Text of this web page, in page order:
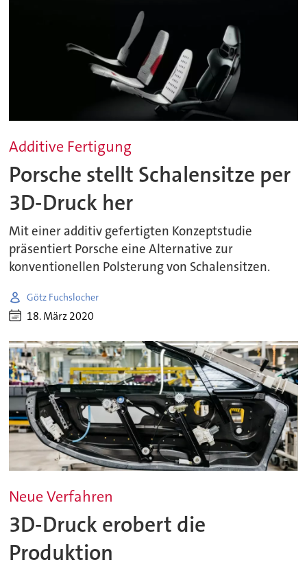
Additive Fertigung
Porsche stellt Schalensitze per
3D-Druck her
Mit einer additiv gefertigten Konzeptstudie
präsentiert Porsche eine Alternative zur
konventionellen Polsterung von Schalensitzen.
Götz Fuchslocher
18. März 2020
Neue Verfahren
3D-Druck erobert die
Produktion